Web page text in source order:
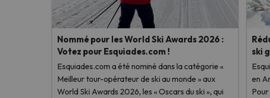
Nommé pour les World Ski Awards 2026 :
Votez pour Esquiades.com !
Esquiades.com a été nominé dans la catégorie «
Meilleur tour-opérateur de ski au monde » aux
World Ski Awards 2026, les « Oscars du ski », qui
ski
en